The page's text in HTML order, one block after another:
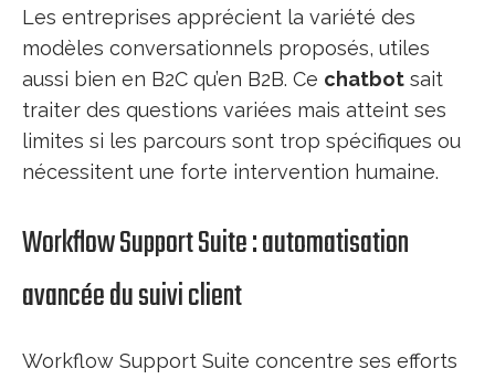
Les entreprises apprécient la variété des
modèles conversationnels proposés, utiles
aussi bien en B2C qu’en B2B. Ce chatbot sait
traiter des questions variées mais atteint ses
limites si les parcours sont trop spécifiques ou
nécessitent une forte intervention humaine.
Workflow Support Suite : automatisation
avancée du suivi client
Workflow Support Suite concentre ses efforts